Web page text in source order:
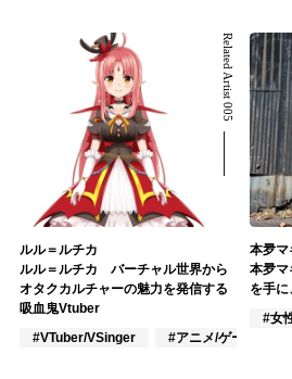
Related Artist 005
ルル＝ルチカ
ルル＝ルチカ バーチャル世界から
オタクカルチャーの魅力を発信する
吸血鬼Vtuber
#VTuber/VSinger
#アニメ/ゲーム
本夛マ
本夛
を手
#女